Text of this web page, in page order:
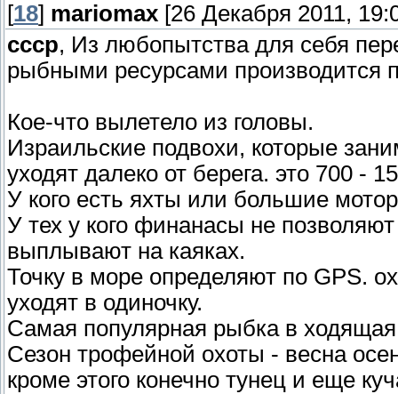
[18] mariomax [26 Декабря 2011,
ссср, Из любопытства для себя
рыбными ресурсами производится
Кое-что вылетело из головы.
Израильские подвохи, которые
уходят далеко от берега. это 700 -
У кого есть яхты или большие
У тех у кого финанасы не
выплывают на каяках.
Точку в море определяют по GPS.
уходят в одиночку.
Самая популярная рыбка в
Сезон трофейной охоты - весна
кроме этого конечно тунец и еще